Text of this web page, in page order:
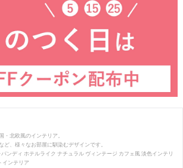
・北欧風のインテリア。
ど、様々なお部屋に馴染むデザインです。
ンディ ホテルライク ナチュラル ヴィンテージ カフェ風 淡色インテリ
インテリア